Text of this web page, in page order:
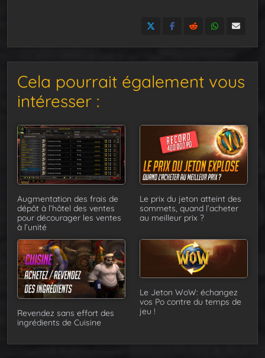
Cela pourrait également vous
intéresser :
Augmentation des frais de
dépôt à l’hôtel des ventes
pour décourager les ventes
à l’unité
Le prix du jeton atteint des
sommets, quand l’acheter
au meilleur prix ?
Revendez sans effort des
ingrédients de Cuisine
Le Jeton WoW: échangez
vos Po contre du temps de
jeu !